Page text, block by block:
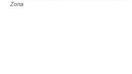
Zona